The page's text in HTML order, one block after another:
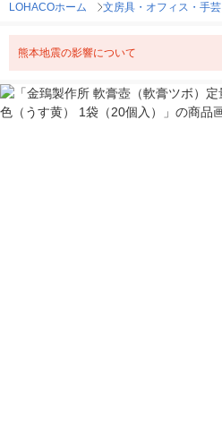
LOHACOホーム 文房具・オフィス・手芸
熊本地震の影響について